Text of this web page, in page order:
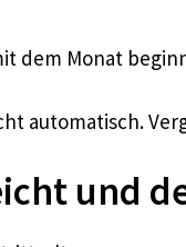
dem Monat
automatisch.
und